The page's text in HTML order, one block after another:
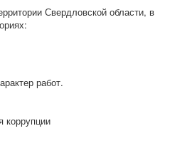
Свердловской области, в
работ.
коррупции